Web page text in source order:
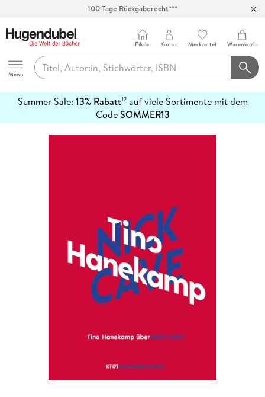
100 Tage Rückgaberecht***
Hugendubel
Menu
Filiale Konto Merkzettel Warenkorb
Summer Sale: 13% Rabatt12auf viele Sortimente mit dem
CodeSOMMER13
erfahren